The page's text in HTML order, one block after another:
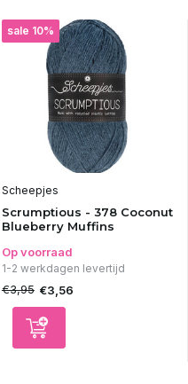
sale 10%
Scheepjes
Scrumptious - 378 Coconut
Blueberry Muffins
Op voorraad
1-2 werkdagen levertijd
€3,95 €3,56